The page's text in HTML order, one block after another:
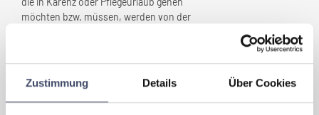
Zustimmung Details Über Cookies
möchten bzw. müssen, werden von der
Welche Vorteile haben sich für
Ihr Unternehmen
durch
„Familienfreundlichkeit”